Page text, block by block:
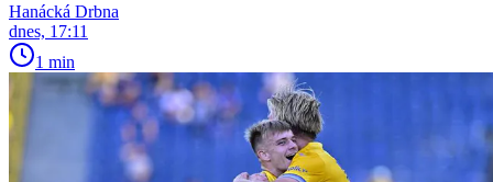
Hanácká Drbna
dnes, 17:11
1 min